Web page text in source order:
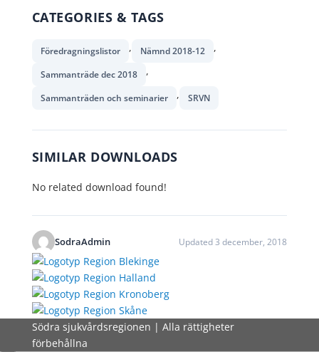
CATEGORIES & TAGS
Föredragningslistor , Nämnd 2018-12 ,
Sammanträde dec 2018 ,
Sammanträden och seminarier , SRVN
SIMILAR DOWNLOADS
No related download found!
SodraAdmin Updated 3 december, 2018
Södra sjukvårdsregionen | Alla rättigheter
förbehållna